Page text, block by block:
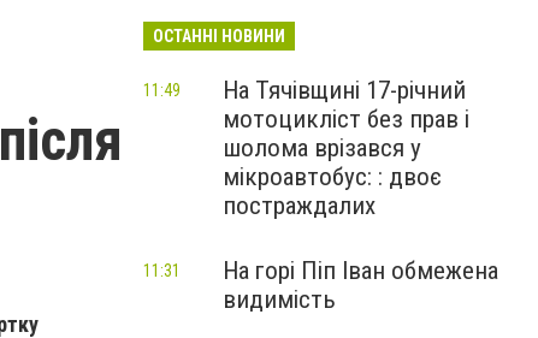
ОСТАННІ НОВИНИ
На Тячівщині 17-річний
мотоцикліст без прав і
шолома врізався у
мікроавтобус: : двоє
постраждалих
11:49
На горі Піп Іван обмежена
видимість
11:31